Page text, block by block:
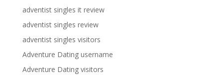
adventist singles it review
adventist singles review
adventist singles visitors
Adventure Dating username
Adventure Dating visitors